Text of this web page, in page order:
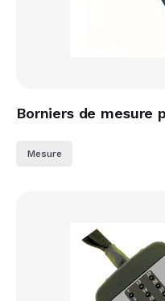
Borniers de mesure
Mesure